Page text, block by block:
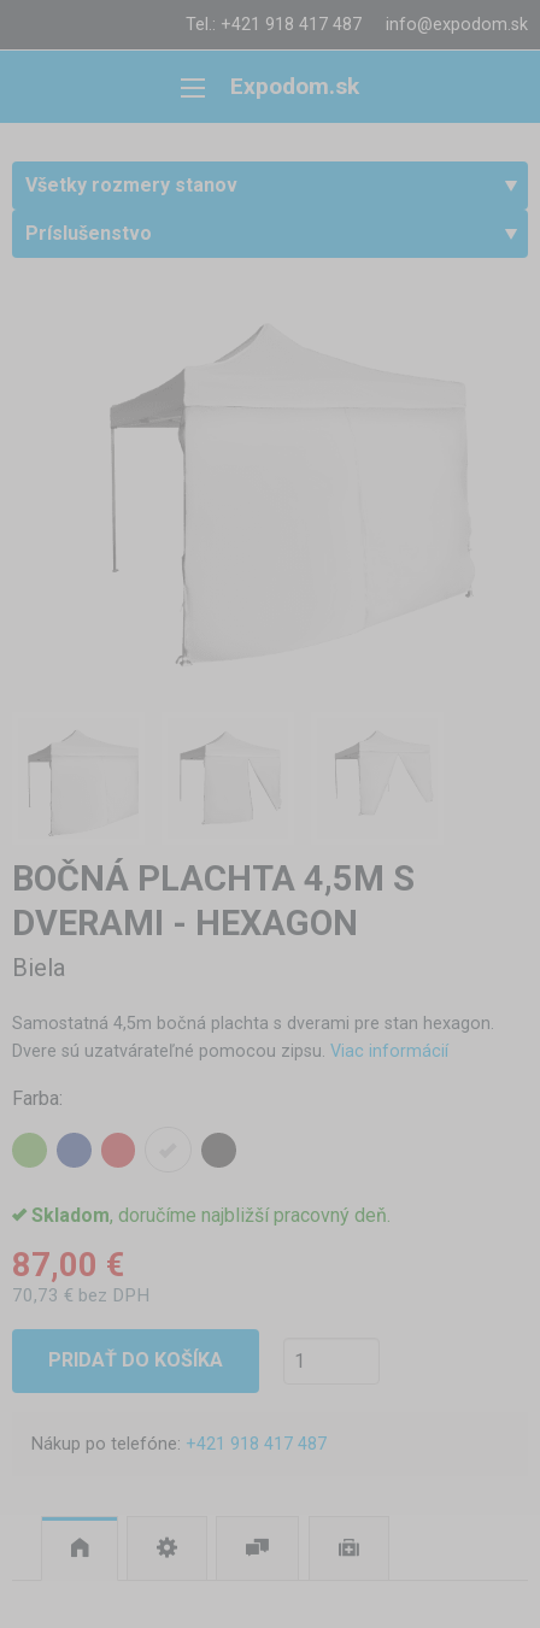
Tel.: +421 918 417 487 info@expodom.sk
Expodom.sk
Všetky rozmery stanov
Príslušenstvo
BOČNÁ PLACHTA 4,5M S
DVERAMI - HEXAGON
Biela
Samostatná 4,5m bočná plachta s dverami pre stan hexagon.
Dvere sú uzatvárateľné pomocou zipsu. Viac informácií
Farba:
Skladom, doručíme najbližší pracovný deň.
87,00 €
70,73 € bez DPH
PRIDAŤ DO KOŠÍKA
Nákup po telefóne: +421 918 417 487